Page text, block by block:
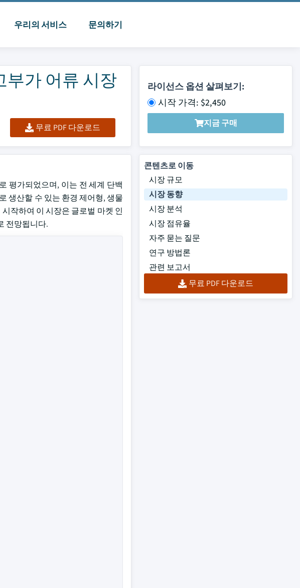
우리의 서비스 문의하기
부가 어류 시장
무료 PDF 다운로드
라이선스 옵션 살펴보기:
시작 가격: $2,450
지금 구매
평가되었으며, 이는 전 세계 단백
생산할 수 있는 환경 제어형, 생물
작하여 이 시장은 글로벌 마켓 인
전망됩니다.
콘텐츠로 이동
시장 규모
시장 동향
시장 분석
시장 점유율
자주 묻는 질문
연구 방법론
관련 보고서
무료 PDF 다운로드